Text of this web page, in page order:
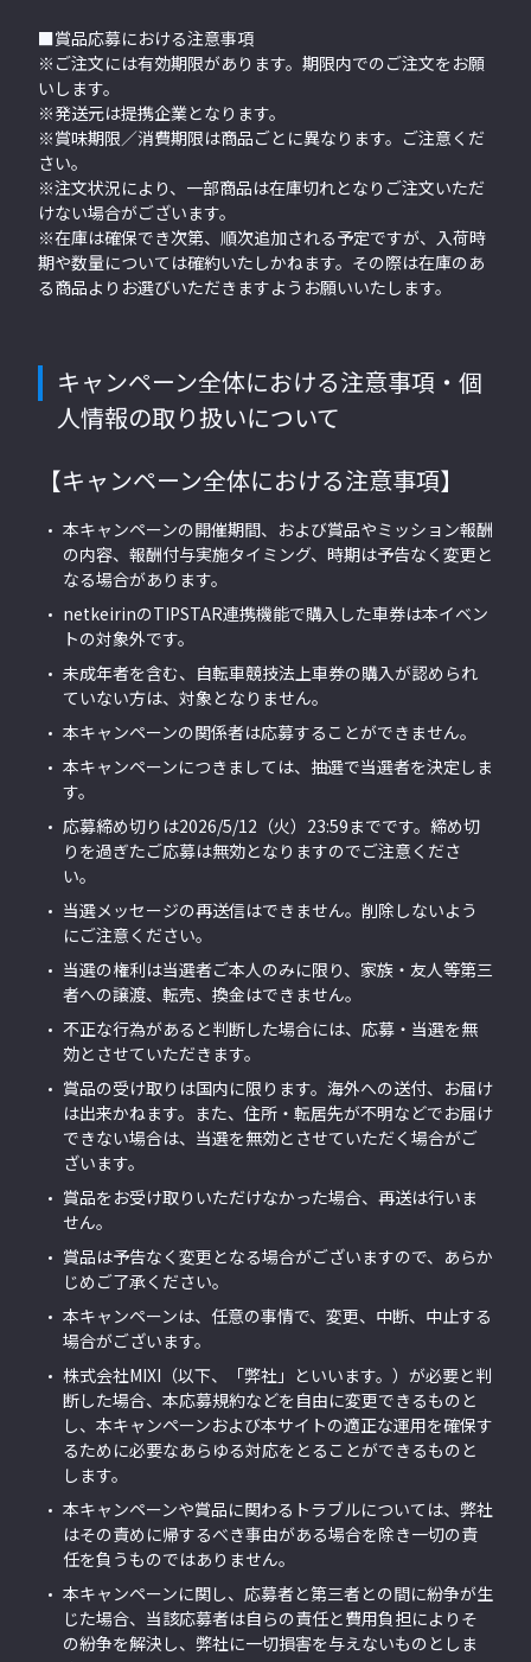
■賞品応募における注意事項
※ご注文には有効期限があります。 期限内でのご注文をお願
いします。
※発送元は提携企業となります。
※賞味期限／消費期限は商品ごとに異なります。ご注意くだ
さい。
※注文状況により、一部商品は在庫切れとなりご注文いただ
けない場合がございます。
※在庫は確保でき次第、順次追加される予定ですが、入荷時
期や数量については確約いたしかねます。その際は在庫のあ
る商品よりお選びいただきますようお願いいたします。
キャンペーン全体における注意事項・個
人情報の取り扱いについて
【キャンペーン全体における注意事項】
本キャンペーンの開催期間、および賞品やミッション報酬
の内容、報酬付与実施タイミング、時期は予告なく変更と
なる場合があります。
netkeirinのTIPSTAR連携機能で購入した車券は本イベン
トの対象外です。
未成年者を含む、自転車競技法上車券の購入が認められ
ていない方は、対象となりません。
本キャンペーンの関係者は応募することができません。
本キャンペーンにつきましては、抽選で当選者を決定しま
す。
応募締め切りは2026/5/12（火）23:59までです。締め切
りを過ぎたご応募は無効となりますのでご注意くださ
い。
当選メッセージの再送信はできません。削除しないよう
にご注意ください。
当選の権利は当選者ご本人のみに限り、家族・友人等第三
者への譲渡、転売、換金はできません。
不正な行為があると判断した場合には、応募・当選を無
効とさせていただきます。
賞品の受け取りは国内に限ります。海外への送付、お届け
は出来かねます。また、住所・転居先が不明などでお届け
できない場合は、当選を無効とさせていただく場合がご
ざいます。
賞品をお受け取りいただけなかった場合、再送は行いま
せん。
賞品は予告なく変更となる場合がございますので、あらか
じめご了承ください。
本キャンペーンは、任意の事情で、変更、中断、中止する
場合がございます。
株式会社MIXI（以下、「弊社」といいます。）が必要と判
断した場合、本応募規約などを自由に変更できるものと
し、本キャンペーンおよび本サイトの適正な運用を確保す
るために必要なあらゆる対応をとることができるものと
します。
本キャンペーンや賞品に関わるトラブルについては、弊社
はその責めに帰するべき事由がある場合を除き一切の責
任を負うものではありません。
本キャンペーンに関し、応募者と第三者との間に紛争が生
じた場合、当該応募者は自らの責任と費用負担によりそ
の紛争を解決し、弊社に一切損害を与えないものとしま